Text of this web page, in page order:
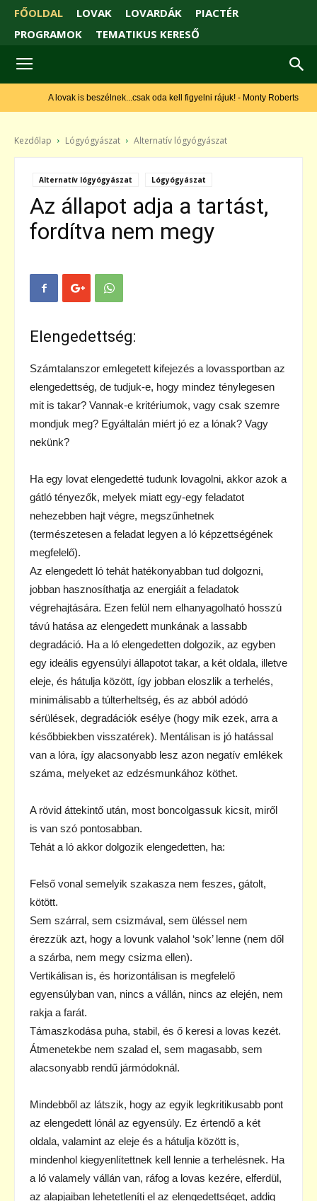
FŐOLDAL LOVAK LOVARDÁK
PIACTÉR
PROGRAMOK
TEMATIKUS KERESŐ
A lovak is beszélnek...csak oda kell figyelni rájuk! - Monty Roberts
Kezdőlap Lógyógyászat Alternatív lógyógyászat
Alternatív lógyógyászat Lógyógyászat
Az állapot adja a tartást,
fordítva nem megy
Elengedettség:
Számtalanszor emlegetett kifejezés a lovassportban az
elengedettség, de tudjuk-e, hogy mindez ténylegesen
mit is takar? Vannak-e kritériumok, vagy csak szemre
mondjuk meg? Egyáltalán miért jó ez a lónak? Vagy
nekünk?
Ha egy lovat elengedetté tudunk lovagolni, akkor azok a
gátló tényezők, melyek miatt egy-egy feladatot
nehezebben hajt végre, megszűnhetnek
(természetesen a feladat legyen a ló képzettségének
megfelelő).
Az elengedett ló tehát hatékonyabban tud dolgozni,
jobban hasznosíthatja az energiáit a feladatok
végrehajtására. Ezen felül nem elhanyagolható hosszú
távú hatása az elengedett munkának a lassabb
degradáció. Ha a ló elengedetten dolgozik, az egyben
egy ideális egyensúlyi állapotot takar, a két oldala, illetve
eleje, és hátulja között, így jobban eloszlik a terhelés,
minimálisabb a túlterheltség, és az abból adódó
sérülések, degradációk esélye (hogy mik ezek, arra a
későbbiekben visszatérek). Mentálisan is jó hatással
van a lóra, így alacsonyabb lesz azon negatív emlékek
száma, melyeket az edzésmunkához köthet.
A rövid áttekintő után, most boncolgassuk kicsit, miről
is van szó pontosabban.
Tehát a ló akkor dolgozik elengedetten, ha:
Felső vonal semelyik szakasza nem feszes, gátolt,
kötött.
Sem szárral, sem csizmával, sem üléssel nem
érezzük azt, hogy a lovunk valahol ‘sok’ lenne (nem dől
a szárba, nem megy csizma ellen).
Vertikálisan is, és horizontálisan is megfelelő
egyensúlyban van, nincs a vállán, nincs az elején, nem
rakja a farát.
Támaszkodása puha, stabil, és ő keresi a lovas kezét.
Átmenetekbe nem szalad el, sem magasabb, sem
alacsonyabb rendű jármódoknál.
Mindebből az látszik, hogy az egyik legkritikusabb pont
az elengedett lónál az egyensúly. Ez értendő a két
oldala, valamint az eleje és a hátulja között is,
mindenhol kiegyenlítettnek kell lennie a terhelésnek. Ha
a ló valamely vállán van, ráfog a lovas kezére, elferdül,
az alapjaiban lehetetleníti el az elengedettséget, addig